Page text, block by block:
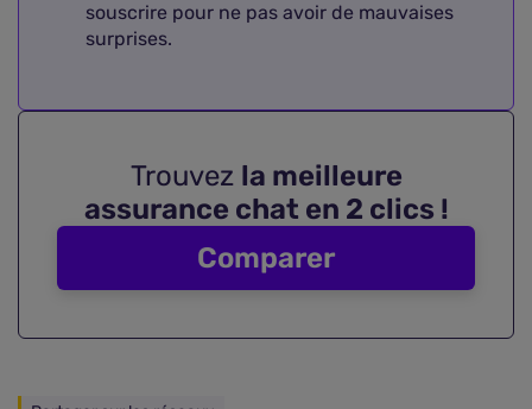
souscrire pour ne pas avoir de mauvaises
surprises.
Trouvez la meilleure
assurance chat en 2 clics !
Comparer